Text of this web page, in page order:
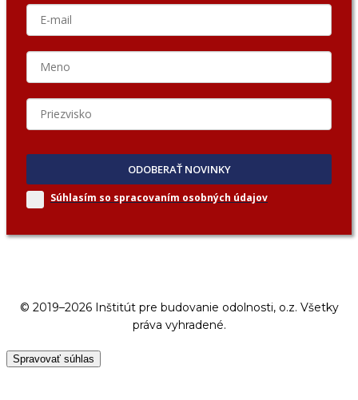
ODOBERAŤ NOVINKY
Súhlasím so spracovaním osobných údajov
© 2019–2026 Inštitút pre budovanie odolnosti, o.z. Všetky
práva vyhradené.
Spravovať súhlas